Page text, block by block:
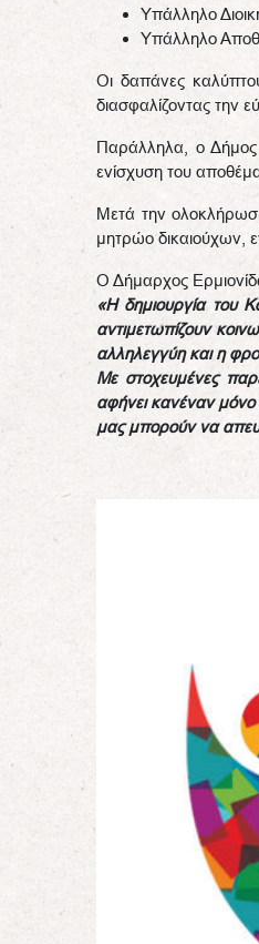
Υπάλληλο
Υπάλληλο
Οι δαπάνες
διασφαλίζοντας την
Παράλληλα, ο Δήμος
ενίσχυση του
Μετά την
μητρώο δικαιούχων,
Ο Δήμαρχος
«Η δημιουργία του
αντιμετωπίζουν
αλληλεγγύη και η
Με στοχευμένες
αφήνει
μας μπορούν να